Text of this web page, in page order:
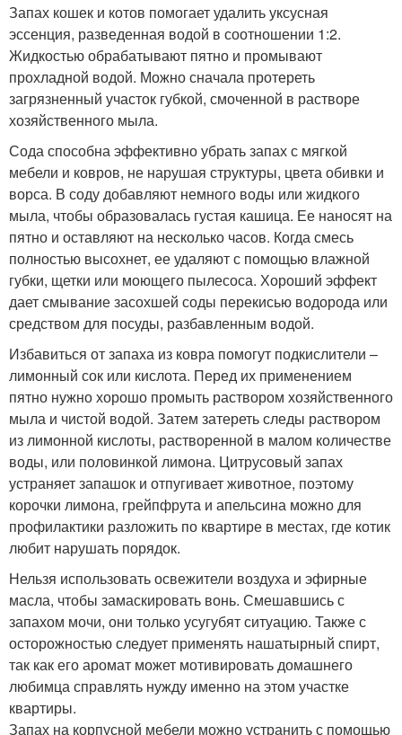
Запах кошек и котов помогает удалить уксусная
эссенция, разведенная водой в соотношении 1:2.
Жидкостью обрабатывают пятно и промывают
прохладной водой. Можно сначала протереть
загрязненный участок губкой, смоченной в растворе
хозяйственного мыла.
Сода способна эффективно убрать запах с мягкой
мебели и ковров, не нарушая структуры, цвета обивки и
ворса. В соду добавляют немного воды или жидкого
мыла, чтобы образовалась густая кашица. Ее наносят на
пятно и оставляют на несколько часов. Когда смесь
полностью высохнет, ее удаляют с помощью влажной
губки, щетки или моющего пылесоса. Хороший эффект
дает смывание засохшей соды перекисью водорода или
средством для посуды, разбавленным водой.
Избавиться от запаха из ковра помогут подкислители –
лимонный сок или кислота. Перед их применением
пятно нужно хорошо промыть раствором хозяйственного
мыла и чистой водой. Затем затереть следы раствором
из лимонной кислоты, растворенной в малом количестве
воды, или половинкой лимона. Цитрусовый запах
устраняет запашок и отпугивает животное, поэтому
корочки лимона, грейпфрута и апельсина можно для
профилактики разложить по квартире в местах, где котик
любит нарушать порядок.
Нельзя использовать освежители воздуха и эфирные
масла, чтобы замаскировать вонь. Смешавшись с
запахом мочи, они только усугубят ситуацию. Также с
осторожностью следует применять нашатырный спирт,
так как его аромат может мотивировать домашнего
любимца справлять нужду именно на этом участке
квартиры.
Запах на корпусной мебели можно устранить с помощью